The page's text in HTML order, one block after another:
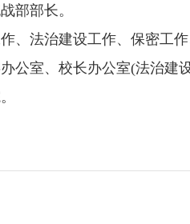
战部部长。
、法治建设工作、保密工
公室、校长办公室(法治建